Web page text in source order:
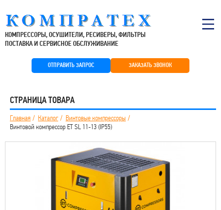
КОМПРЕССОРЫ, ОСУШИТЕЛИ, РЕСИВЕРЫ, ФИЛЬТРЫ
ПОСТАВКА И СЕРВИСНОЕ ОБСЛУЖИВАНИЕ
ОТПРАВИТЬ ЗАПРОС ЗАКАЗАТЬ ЗВОНОК
СТРАНИЦА ТОВАРА
Главная Каталог
Винтовые компрессоры
Винтовой компрессор ET SL 11-13 (IP55)